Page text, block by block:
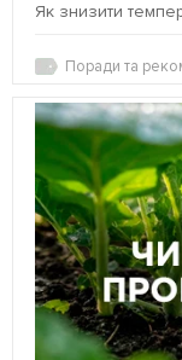
Як знизити
Поради та